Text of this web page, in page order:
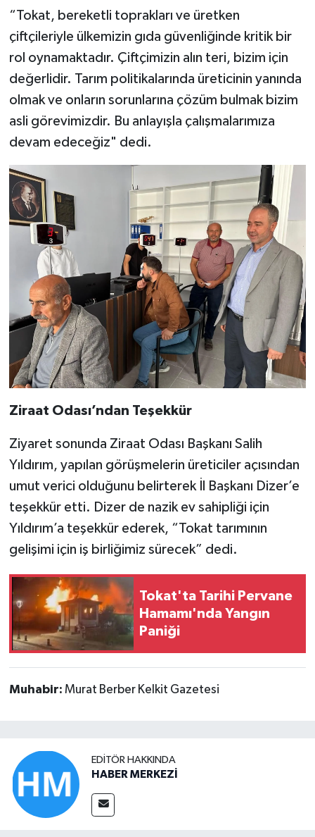
“Tokat, bereketli toprakları ve üretken
çiftçileriyle ülkemizin gıda güvenliğinde kritik bir
rol oynamaktadır. Çiftçimizin alın teri, bizim için
değerlidir. Tarım politikalarında üreticinin yanında
olmak ve onların sorunlarına çözüm bulmak bizim
asli görevimizdir. Bu anlayışla çalışmalarımıza
devam edeceğiz" dedi.
Ziraat Odası’ndan Teşekkür
Ziyaret sonunda Ziraat Odası Başkanı Salih
Yıldırım, yapılan görüşmelerin üreticiler açısından
umut verici olduğunu belirterek İl Başkanı Dizer’e
teşekkür etti. Dizer de nazik ev sahipliği için
Yıldırım’a teşekkür ederek, “Tokat tarımının
gelişimi için iş birliğimiz sürecek” dedi.
Tokat'ta Tarihi Pervane
Hamamı'nda Yangın
Paniği
Muhabir: Murat Berber Kelkit Gazetesi
EDITÖR HAKKINDA
HABER MERKEZİ